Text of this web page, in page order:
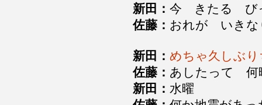
新田： 今 きたる び
佐藤： おれが いき
新田： めちゃ久しぶ
佐藤： あしたって
新田： 水曜